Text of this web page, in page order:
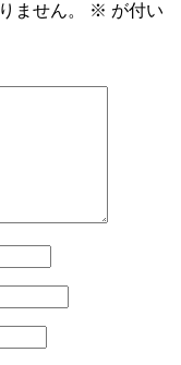
ません。 ※ が付い